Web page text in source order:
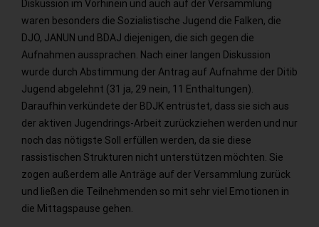
Diskussion im Vorhinein und auch auf der Versammlung
waren besonders die Sozialistische Jugend die Falken, die
DJO, JANUN und BDAJ diejenigen, die sich gegen die
Aufnahmen aussprachen. Nach einer langen Diskussion
wurde durch Abstimmung der Antrag auf Aufnahme der Ditib
Jugend abgelehnt (31 ja, 29 nein, 11 Enthaltungen).
Daraufhin verkündete der BDJK entrüstet, dass sie sich aus
der aktiven Jugendrings-Arbeit zurückziehen werden und nur
noch das nötigste Soll erfüllen werden, da sie diese
rassistischen Strukturen nicht unterstützen möchten. Sie
zogen außerdem alle Anträge auf der Versammlung zurück
und ließen die Teilnehmenden so mit sehr viel Emotionen in
die Mittagspause gehen.